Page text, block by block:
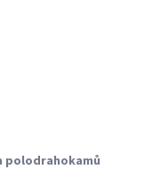
polodrahokamů